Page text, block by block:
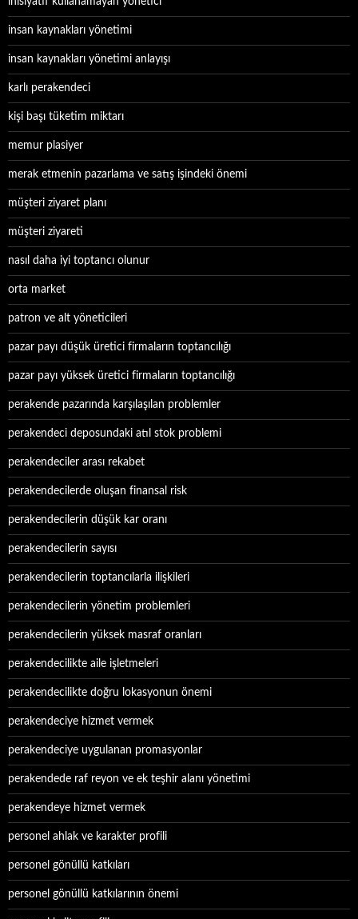
insan kaynakları yönetimi
insan kaynakları yönetimi anlayışı
karlı perakendeci
kişi başı tüketim miktarı
memur plasiyer
merak etmenin pazarlama ve satış işindeki önemi
müşteri ziyaret planı
müşteri ziyareti
nasıl daha iyi toptancı olunur
orta market
patron ve alt yöneticileri
pazar payı düşük üretici firmaların toptancılığı
pazar payı yüksek üretici firmaların toptancılığı
perakende pazarında karşılaşılan problemler
perakendeci deposundaki atıl stok problemi
perakendeciler arası rekabet
perakendecilerde oluşan finansal risk
perakendecilerin düşük kar oranı
perakendecilerin sayısı
perakendecilerin toptancılarla ilişkileri
perakendecilerin yönetim problemleri
perakendecilerin yüksek masraf oranları
perakendecilikte aile işletmeleri
perakendecilikte doğru lokasyonun önemi
perakendeciye hizmet vermek
perakendeciye uygulanan promasyonlar
perakendede raf reyon ve ek teşhir alanı yönetimi
perakendeye hizmet vermek
personel ahlak ve karakter profili
personel gönüllü katkıları
personel gönüllü katkılarının önemi